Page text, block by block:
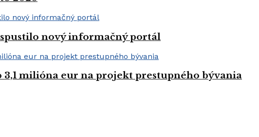
nový informačný portál
3,1 milióna eur na projekt prestupného bývania